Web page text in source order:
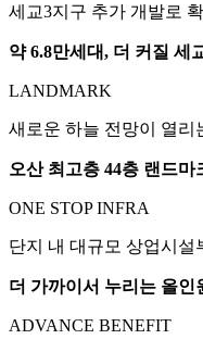
세교3지구 추가 개발로
약 6.8만세대, 더 커질 세
LANDMARK
새로운 하늘 전망이 열리
오산 최고층 44층 랜드마
ONE STOP INFRA
단지 내 대규모 상업시설
더 가까이서 누리는 올인
ADVANCE BENEFIT